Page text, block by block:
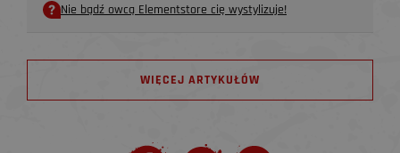
Nie bądź owcą Elementstore cię wystylizuje!
WIĘCEJ ARTYKUŁÓW